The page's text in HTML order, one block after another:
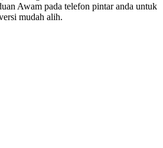
Awam pada telefon pintar anda untuk
mudah alih.